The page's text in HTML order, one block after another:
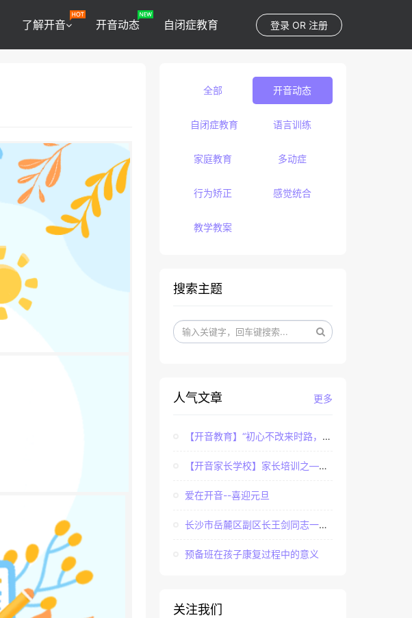
登录 OR 注册
了解开音 开音动态 自闭症教育
全部 开音动态
自闭症教育 语言训练
家庭教育 多动症
行为矫正 感觉统合
教学教案
搜索主题
更多
人气文章
【开音教育】“初心不改来时路，牢记使命永担当”——...
【开音家长学校】家长培训之——亲子课程中家长如何辅...
爱在开音--喜迎元旦
长沙市岳麓区副区长王剑同志一行调研长沙市岳麓区开音...
预备班在孩子康复过程中的意义
关注我们